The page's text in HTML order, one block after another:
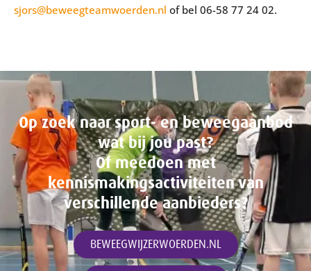
sjors@beweegteamwoerden.nl of bel 06-58 77 24 02.
Op zoek naar sport- en beweegaanbod
wat bij jou past?
Of meedoen met
kennismakingsactiviteiten van
verschillende aanbieders?
BEWEEGWIJZERWOERDEN.NL